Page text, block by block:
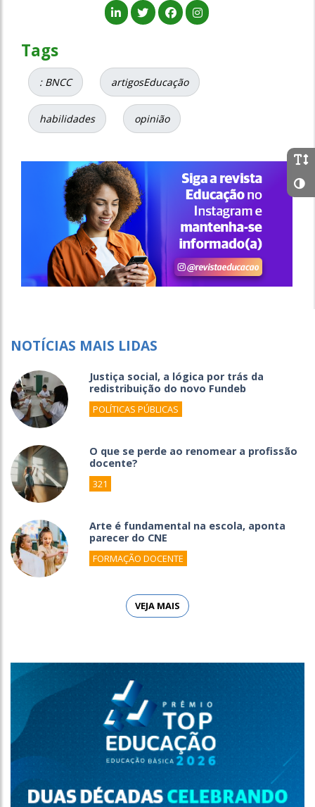
Tags
: BNCC artigosEducação
habilidades opinião
NOTÍCIAS MAIS LIDAS
Justiça social, a lógica por trás da
redistribuição do novo Fundeb
POLÍTICAS PÚBLICAS
O que se perde ao renomear a profissão
docente?
321
Arte é fundamental na escola, aponta
parecer do CNE
FORMAÇÃO DOCENTE
VEJA MAIS